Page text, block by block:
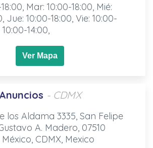
Mar: 10:00-18:00, Mié:
Jue: 10:00-18:00, Vie: 10:00-
14:00,
Ver Mapa
Anuncios - CDMX
los Aldama 3335, San Felipe
A. Madero, 07510
CDMX, Mexico